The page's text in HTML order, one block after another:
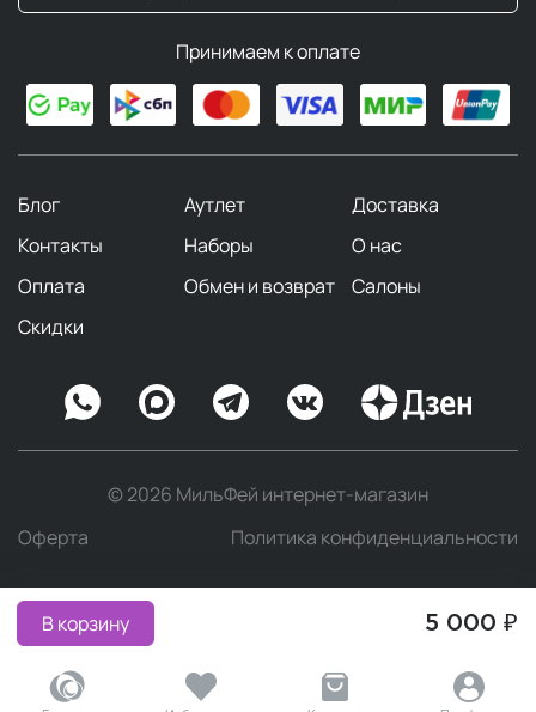
В корзину 5 000 ₽
Принимаем к оплате
Блог Аутлет
Доставка
Контакты
Наборы
О нас
Оплата
Обмен и возврат
Салоны
Скидки
© 2026 МильФей интернет-магазин
Оферта
Политика конфиденциальности